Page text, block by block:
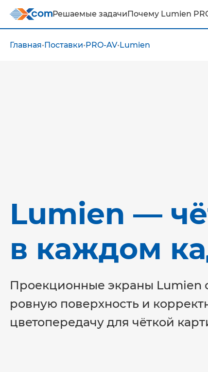
Решаемые задачиПочему Lumien
Главная•Поставки•PRO-AV•Lumien
Lumien —
в каждом
Проекционные экраны Lumien
ровную поверхность и
цветопередачу для чёткой